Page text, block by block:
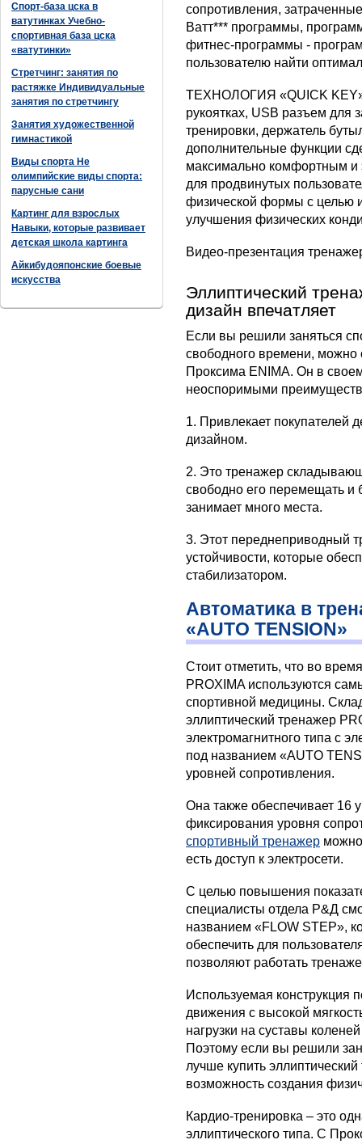
Спорт-база цска в
ватутинках Учебно-
спортивная база цска
«ватутинки»
Стретчинг: занятия по
растяжке Индивидуальные
занятия по стретчингу
Занятия художественной
гимнастикой
Виды спорта Не
олимпийские виды спорта:
парусные сани
Картинг для взрослых
Навыки, которые развивает
детская школа картинга
Айкибудояпонские боевые
искусства
сопротивления,
Ватт*** программы,
фитнес-программы -
пользователю найти
ТЕХНОЛОГИЯ «QUICK KEY»
рукоятках, USB разъем для
тренировки, держатель
дополнительные функции
максимально комфортным
для продвинутых
физической формы с целью
улучшения физических
Видео-презентация
Эллиптический
дизайн впечатляет
Если вы решили заняться
свободного времени, можно
Проксима ENIMA. Он в
неоспоримыми
1. Привлекает покупателей
дизайном.
2. Это тренажер
свободно его перемещать и
занимает много места.
3. Этот переднеприводный
устойчивости, которые
стабилизатором.
Автоматика в
«AUTO TENSION»
Стоит отметить, что во
PROXIMA используются
спортивной медицины.
эллиптический тренажер
электромагнитного типа с
под названием «AUTO
уровней сопротивления.
Она также обеспечивает 16
фиксирования уровня
спортивный тренажер
есть доступ к электросети.
С целью повышения
специалисты отдела Р&Д
названием «FLOW STEP»,
обеспечить для
позволяют работать
Используемая конструкция
движения с высокой
нагрузки на суставы
Поэтому если вы решили
лучше купить
возможность создания
Кардио-тренировка – это
эллиптического типа. С